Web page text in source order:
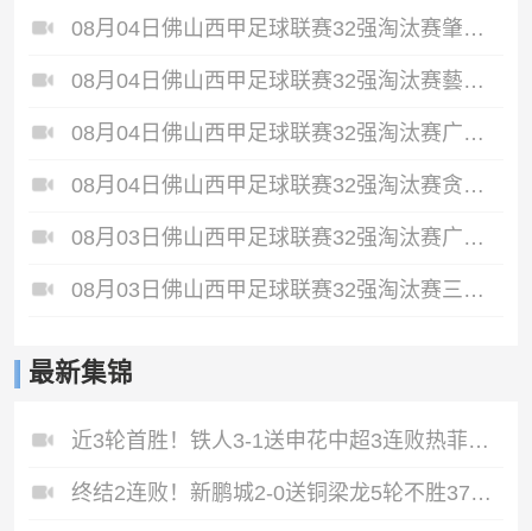
08月04日佛山西甲足球联赛32强淘汰赛肇庆恒骏成VS三七互娱全场录像
08月04日佛山西甲足球联赛32强淘汰赛藝品高國際VS湛江狂狼·粵辉能源全场录像
08月04日佛山西甲足球联赛32强淘汰赛广东西南建设VS香港圣徒全场录像
08月04日佛山西甲足球联赛32强淘汰赛贪玩游戏VS美的薪火全场录像
08月03日佛山西甲足球联赛32强淘汰赛广东凤铝VS湛江八部科技全场录像
08月03日佛山西甲足球联赛32强淘汰赛三水乐民兴健力宝VS中国澳门澳科精英全场录像
最新集锦
近3轮首胜！铁人3-1送申花中超3连败热菲尼奥双响邦本宜裕传射
终结2连败！新鹏城2-0送铜梁龙5轮不胜37岁姜至鹏破门韦斯利建功